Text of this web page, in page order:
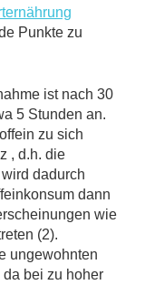
Punkte zu
ist nach 30
5 Stunden an.
zu sich
, d.h. die
dadurch
dann
wie
(2).
ungewohnten
bei zu hoher